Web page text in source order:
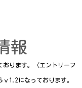
報
ります。（エントリーフ
なっております。